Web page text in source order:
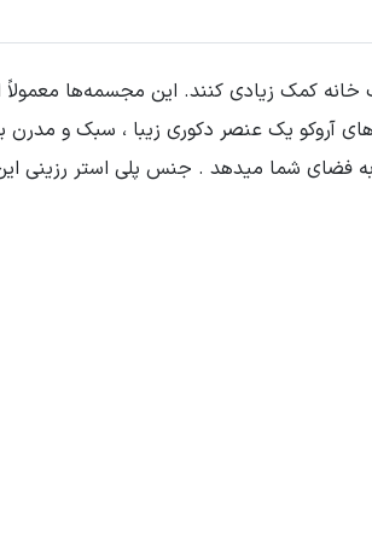
کمک زیادی کنند. این مجسمه‌ها
آروکو یک عنصر دکوری زیبا ، سبک و
فضای شما میدهد . جنس پلی استر رزینی